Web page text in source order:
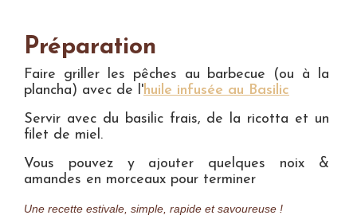
Préparation
Faire griller les pêches au barbecue (ou à la
plancha) avec de l'huile infusée au Basilic
Servir avec du basilic frais, de la ricotta et un
filet de miel.
Vous pouvez y ajouter quelques noix &
amandes en morceaux pour terminer
Une recette estivale, simple, rapide et savoureuse !